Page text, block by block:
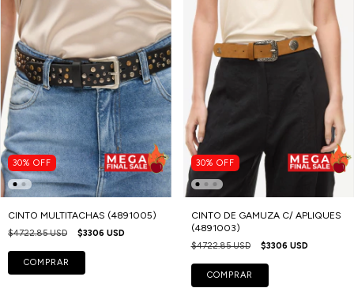
30% OFF
CINTO MULTITACHAS (4891005)
$4722.85 USD $3306 USD
COMPRAR
30% OFF
CINTO DE GAMUZA C/ APLIQUES
(4891003)
$4722.85 USD $3306 USD
COMPRAR